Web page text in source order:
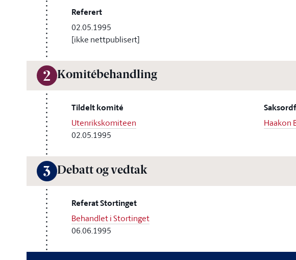
Referert
02.05.1995
[ikke nettpublisert]
2 Komitébehandling
Tildelt komité
Utenrikskomiteen
02.05.1995
Haakon
3 Debatt og vedtak
Referat Stortinget
Behandlet i Stortinget
06.06.1995